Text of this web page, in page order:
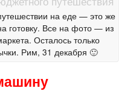
на еде — это же
готовку. Все на фото — из
Осталось только
Рим, 31 декабря 🙂